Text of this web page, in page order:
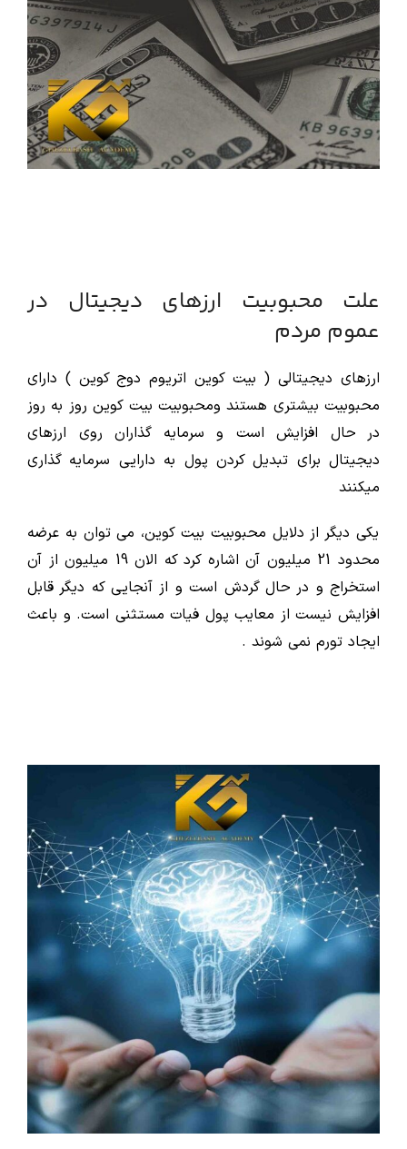
علت محبوبیت ارزهای دیجیتال در
عموم مردم
ارزهای دیجیتالی ( بیت کوین اتریوم دوج کوین ) دارای
محبوبیت بیشتری هستند ومحبوبیت بیت کوین روز به روز
در حال افزایش است و سرمایه گذاران روی ارزهای
دیجیتال برای تبدیل کردن پول به دارایی سرمایه گذاری
میکنند
یکی دیگر از دلایل محبوبیت بیت کوین، می توان به عرضه
محدود 21 میلیون آن اشاره کرد که الان 19 میلیون از آن
استخراج و در حال گردش است و از آنجایی که دیگر قابل
افزایش نیست از معایب پول فیات مستثنی است. و باعث
ایجاد تورم نمی شوند .